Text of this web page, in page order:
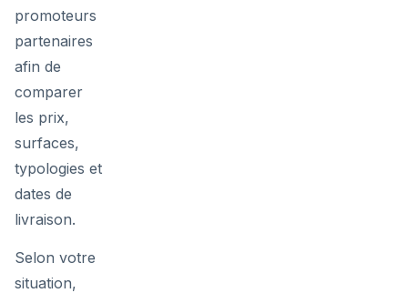
promoteurs
partenaires
afin de
comparer
les prix,
surfaces,
typologies et
dates de
livraison.
Selon votre
situation,